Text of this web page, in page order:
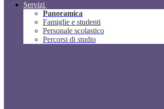
Servizi
Panoramica
Famiglie e studenti
Personale scolastico
Percorsi di studio